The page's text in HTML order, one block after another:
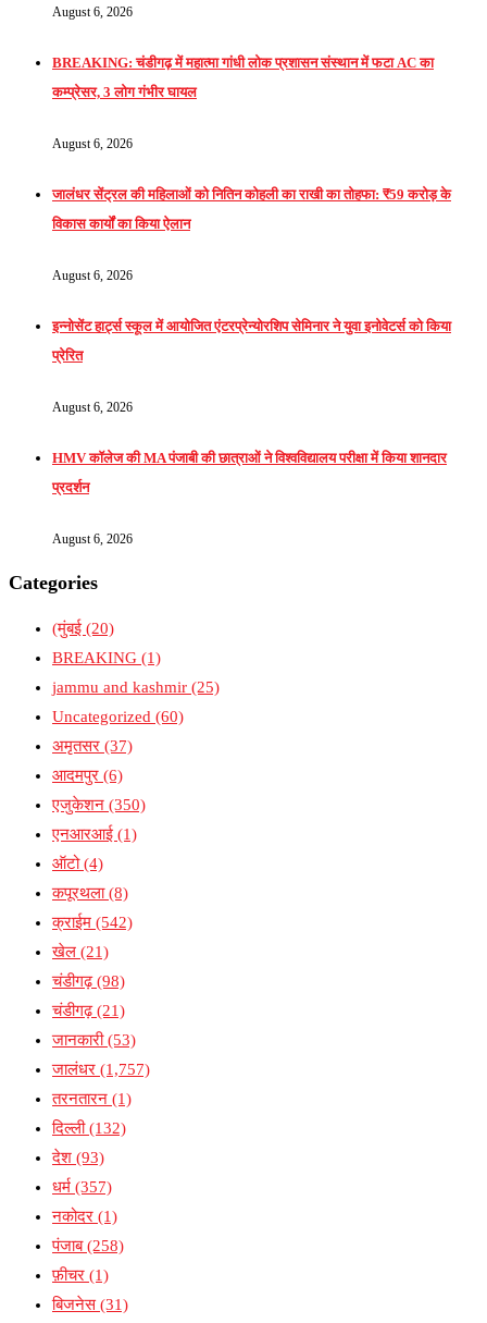
August 6, 2026
BREAKING: चंडीगढ़ में महात्मा गांधी लोक प्रशासन संस्थान में फटा AC का
कम्प्रेसर, 3 लोग गंभीर घायल
August 6, 2026
जालंधर सेंट्रल की महिलाओं को नितिन कोहली का राखी का तोहफा: ₹59 करोड़ के
विकास कार्यों का किया ऐलान
August 6, 2026
इन्नोसेंट हार्ट्स स्कूल में आयोजित एंटरप्रेन्योरशिप सेमिनार ने युवा इनोवेटर्स को किया
प्रेरित
August 6, 2026
HMV कॉलेज की MA पंजाबी की छात्राओं ने विश्वविद्यालय परीक्षा में किया शानदार
प्रदर्शन
August 6, 2026
Categories
(मुंबई (20)
BREAKING (1)
jammu and kashmir (25)
Uncategorized (60)
अमृतसर (37)
आदमपुर (6)
एजुकेशन (350)
एनआरआई (1)
ऑटो(4)
कपूरथला(8)
क्राईम (542)
खेल (21)
चंडीगढ़(98)
चंडीगढ़(21)
जानकारी(53)
जालंधर (1,757)
तरनतारन (1)
दिल्ली(132)
देश (93)
धर्म (357)
नकोदर (1)
पंजाब(258)
फ़ीचर (1)
बिजनेस(31)